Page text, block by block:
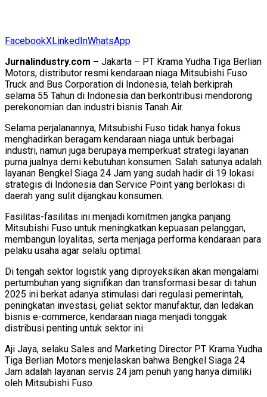
FacebookXLinkedInWhatsApp
Jurnalindustry.com – Jakarta – PT Krama Yudha Tiga Berlian
Motors, distributor resmi kendaraan niaga Mitsubishi Fuso
Truck and Bus Corporation di Indonesia, telah berkiprah
selama 55 Tahun di Indonesia dan berkontribusi mendorong
perekonomian dan industri bisnis Tanah Air.
Selama perjalanannya, Mitsubishi Fuso tidak hanya fokus
menghadirkan beragam kendaraan niaga untuk berbagai
industri, namun juga berupaya memperkuat strategi layanan
purna jualnya demi kebutuhan konsumen. Salah satunya adalah
layanan Bengkel Siaga 24 Jam yang sudah hadir di 19 lokasi
strategis di Indonesia dan Service Point yang berlokasi di
daerah yang sulit dijangkau konsumen.
Fasilitas-fasilitas ini menjadi komitmen jangka panjang
Mitsubishi Fuso untuk meningkatkan kepuasan pelanggan,
membangun loyalitas, serta menjaga performa kendaraan para
pelaku usaha agar selalu optimal.
Di tengah sektor logistik yang diproyeksikan akan mengalami
pertumbuhan yang signifikan dan transformasi besar di tahun
2025 ini berkat adanya stimulasi dari regulasi pemerintah,
peningkatan investasi, geliat sektor manufaktur, dan ledakan
bisnis e-commerce, kendaraan niaga menjadi tonggak
distribusi penting untuk sektor ini.
Aji Jaya, selaku Sales and Marketing Director PT Krama Yudha
Tiga Berlian Motors menjelaskan bahwa Bengkel Siaga 24
Jam adalah layanan servis 24 jam penuh yang hanya dimiliki
oleh Mitsubishi Fuso.